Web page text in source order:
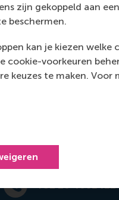
zijn gekoppeld aan
beschermen.
kan je kiezen
cookie-voorkeuren
keuzes te maken.
Office: Mandeville
Burgemeester
3062 PA Rotterdam
Netherlands
Netherlands
Bel +31 10 4082421
+31 10 4082421